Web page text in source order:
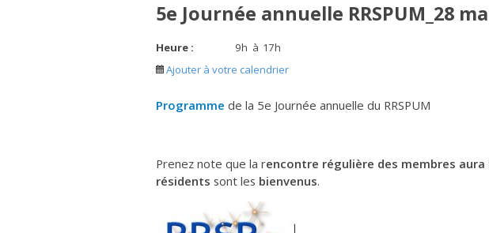
5e Journée annuelle RRSPUM_28
Heure : 9h à 17h
Ajouter à votre calendrier
Programme de la 5e Journée annuelle du RRSPUM
Prenez note que la rencontre régulière des membres
résidents sont les bienvenus.